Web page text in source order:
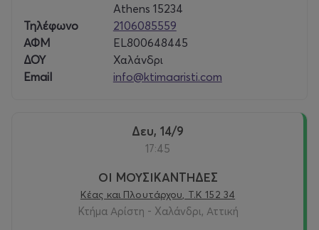
Athens 15234
Τηλέφωνο
2106085559
ΑΦΜ
EL800648445
ΔΟΥ
Χαλάνδρι
Email
info@ktimaaristi.com
Δευ, 14/9
17:45
ΟΙ ΜΟΥΣΙΚΑΝΤΗΔΕΣ
Κέας και Πλουτάρχου, Τ.Κ 152 34
Κτήμα Αρίστη - Χαλάνδρι, Αττική